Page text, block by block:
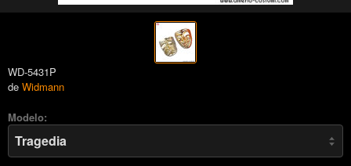
WD-5431P
de Widmann
Modelo: